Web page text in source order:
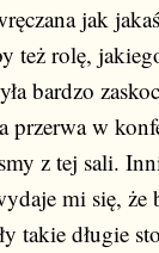
jak
też rolę,
bardzo
przerwa w
z tej sali.
mi się, że
takie długie